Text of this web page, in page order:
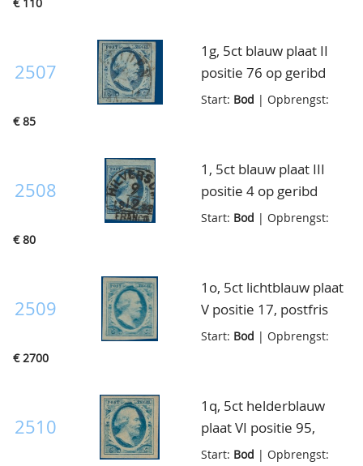
2507
1g, 5ct blauw plaat II
positie 76 op geribd
papier, gebruikt, goed-
Lodder
Start: Bod | Opbrengst:
€ 85
2508
1, 5ct blauw plaat III
positie 4 op geribd
papier, gebruikt
pracht ex., cert. H.C.
Lodder
Start: Bod | Opbrengst:
€ 80
2509
1o, 5ct lichtblauw plaat
V positie 17, postfris
met volledige originele
NVPH, Muis en NKD
Start: Bod | Opbrengst:
€ 2700
2510
1q, 5ct helderblauw
plaat VI positie 95,
ongebruikt met
Start: Bod | Opbrengst: